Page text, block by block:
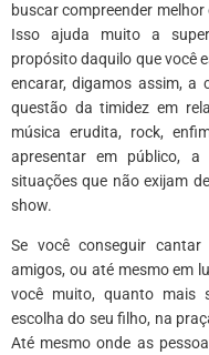
buscar compreender
Isso ajuda muito a
propósito daquilo que você
encarar, digamos assim, a
questão da timidez em
música erudita, rock,
apresentar em público,
situações que não exijam
show.
Se você conseguir
amigos, ou até mesmo em
você muito, quanto mais
escolha do seu filho, na
Até mesmo onde as